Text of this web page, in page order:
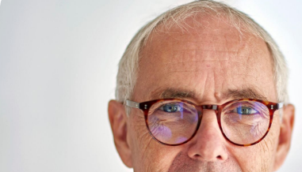
Durchsuchen